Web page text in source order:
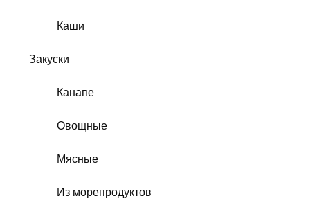
Каши
Закуски
Канапе
Овощные
Мясные
Из морепродуктов